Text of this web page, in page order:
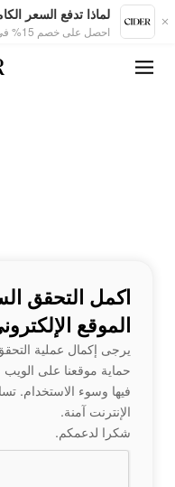
لماذا تدفع السعر
احصل على خصم 15% في التطبيق
اكمل التحقق
الموقع
يرجى إكمال عملية
حماية موقعنا على
فيها وسوء الاستخدام.
الإنترنت آمنة.
شكرا لدعمكم.